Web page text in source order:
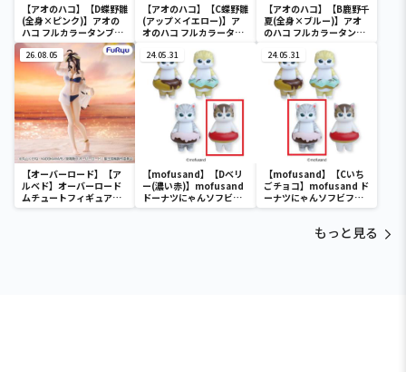
【アオのハコ】【D蝶野雛
(全身×ピンク)】アオの
ハコ フルカラータンブラ
ー
【アオのハコ】【C蝶野雛
(アップ×イエロー)】ア
オのハコ フルカラータン
【アオのハコ】【B鹿野千
夏(全身×ブルー)】アオ
のハコ フルカラータンブ
26.08.05
【オーバーロード】【ア
ルベド】オーバーロード
ムチュートフィギュアー
アルベド・aqua ver.ー
24.05.31
【mofusand】【Dベリ
ー(濃い赤)】mofusand
ドーナツにゃんソフビフ
ィギュア
24.05.31
【mofusand】【Cいち
ごチョコ】mofusand ド
ーナツにゃんソフビフィ
ギュア
もっと見る